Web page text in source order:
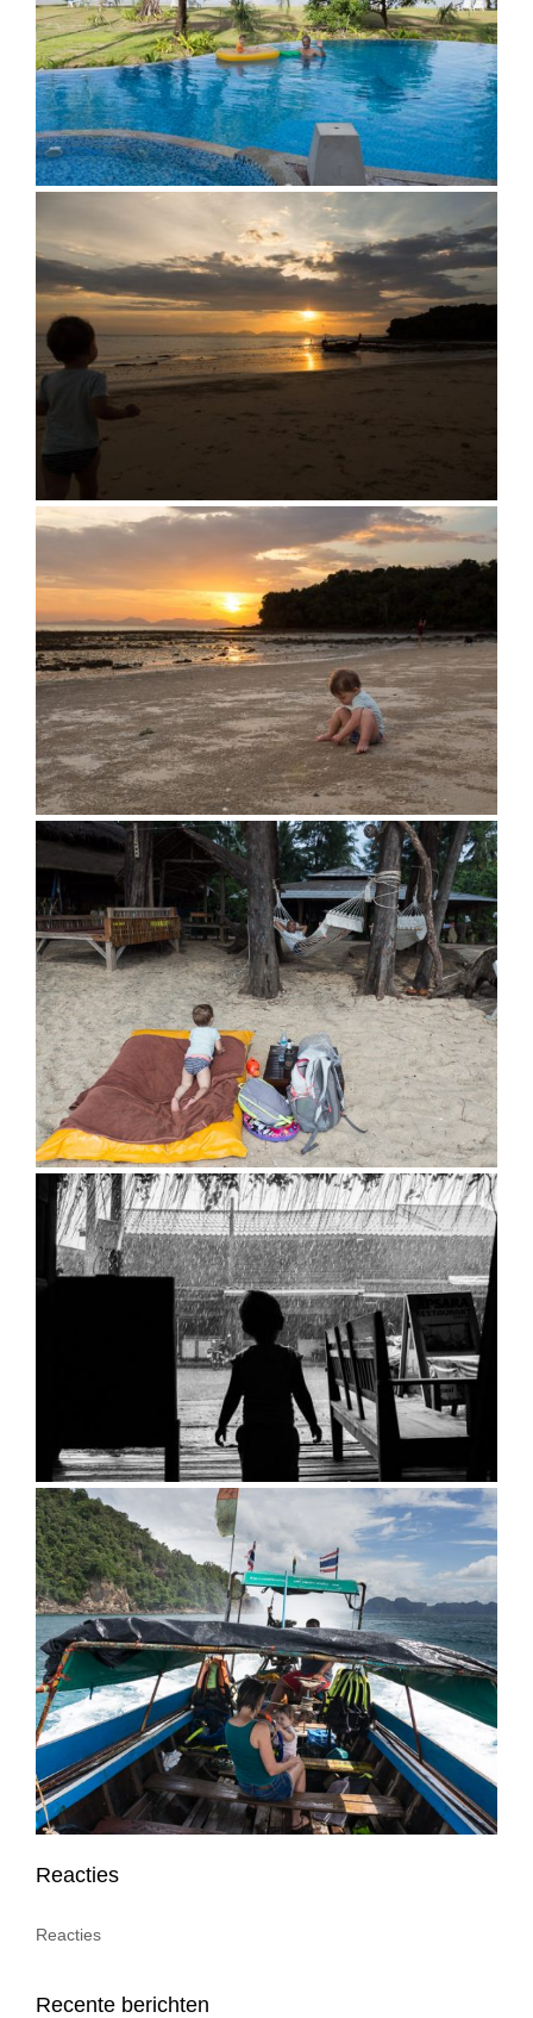
Reacties
Reacties
Recente berichten